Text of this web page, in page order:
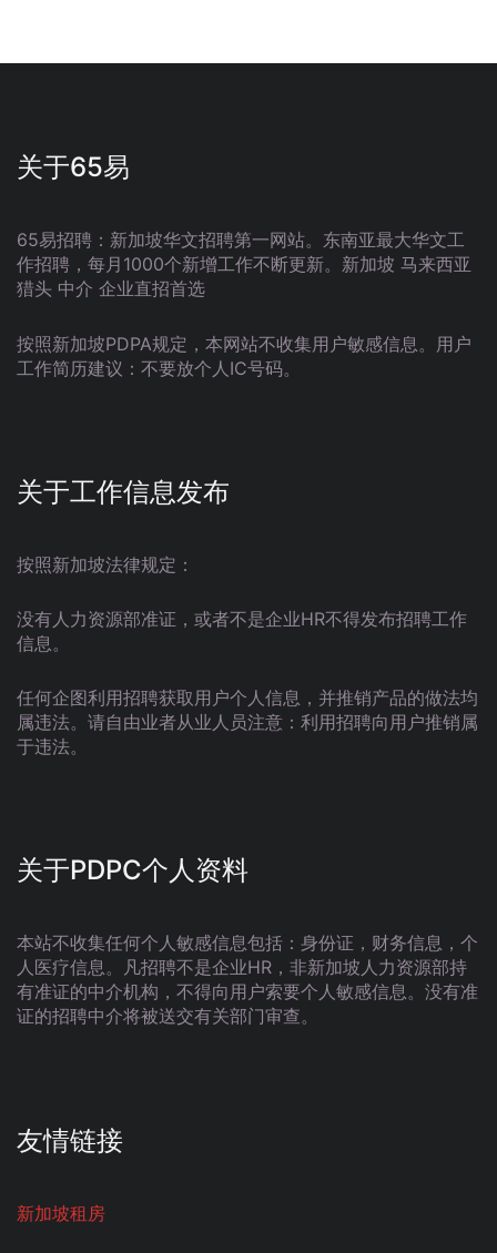
关于65易
65易招聘：新加坡华文招聘第一网站。东南亚最大华文工
作招聘，每月1000个新增工作不断更新。新加坡 马来西亚
猎头 中介 企业直招首选
按照新加坡PDPA规定，本网站不收集用户敏感信息。用户
工作简历建议：不要放个人IC号码。
关于工作信息发布
按照新加坡法律规定：
没有人力资源部准证，或者不是企业HR不得发布招聘工作
信息。
任何企图利用招聘获取用户个人信息，并推销产品的做法均
属违法。请自由业者从业人员注意：利用招聘向用户推销属
于违法。
关于PDPC个人资料
本站不收集任何个人敏感信息包括：身份证，财务信息，个
人医疗信息。凡招聘不是企业HR，非新加坡人力资源部持
有准证的中介机构，不得向用户索要个人敏感信息。没有准
证的招聘中介将被送交有关部门审查。
友情链接
新加坡租房